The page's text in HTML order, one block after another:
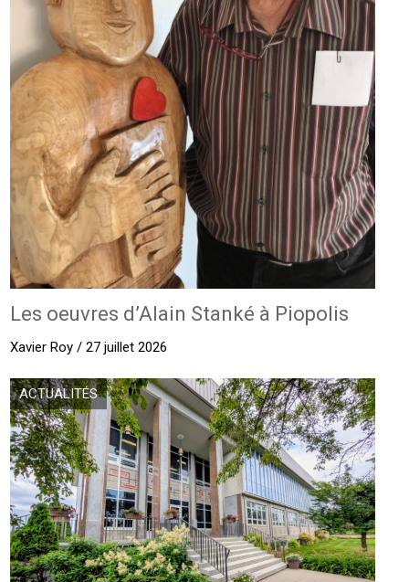
Les oeuvres d’Alain Stanké à Piopolis
Xavier Roy / 27 juillet 2026
ACTUALITÉS